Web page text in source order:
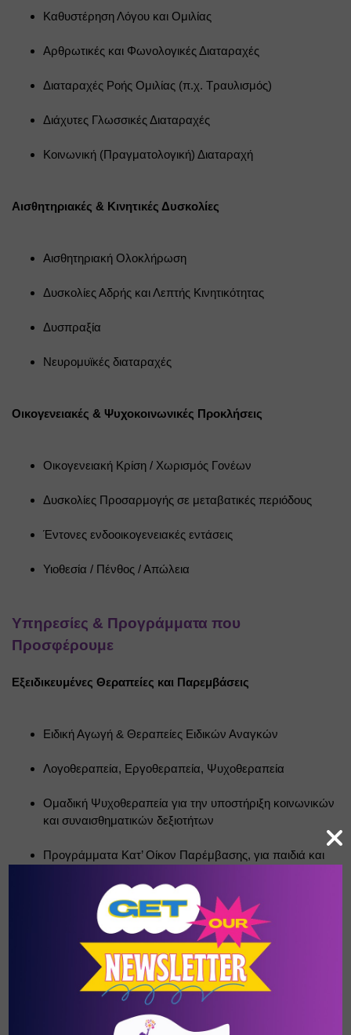
Καθυστέρηση Λόγου και Ομιλίας
Αρθρωτικές και Φωνολογικές Διαταραχές
Διαταραχές Ροής Ομιλίας (π.χ. Τραυλισμός)
Διάχυτες Γλωσσικές Διαταραχές
Κοινωνική (Πραγματολογική) Διαταραχή
Αισθητηριακές & Κινητικές Δυσκολίες
Αισθητηριακή Ολοκλήρωση
Δυσκολίες Αδρής και Λεπτής Κινητικότητας
Δυσπραξία
Νευρομυϊκές διαταραχές
Οικογενειακές & Ψυχοκοινωνικές Προκλήσεις
Οικογενειακή Κρίση / Χωρισμός Γονέων
Δυσκολίες Προσαρμογής σε μεταβατικές περιόδους
Έντονες ενδοοικογενειακές εντάσεις
Υιοθεσία / Πένθος / Απώλεια
Υπηρεσίες & Προγράμματα που
Προσφέρουμε
Εξειδικευμένες Θεραπείες και Παρεμβάσεις
Ειδική Αγωγή & Θεραπείες Ειδικών Αναγκών
Λογοθεραπεία, Εργοθεραπεία, Ψυχοθεραπεία
Ομαδική Ψυχοθεραπεία για την υποστήριξη κοινωνικών
και συναισθηματικών δεξιοτήτων
Προγράμματα Κατ’ Οίκον Παρέμβασης, για παιδιά και
Αγωγή Κοινότητας, με δράσεις ενημέρωσης και
ευαισθητοποίησης σε σχολεία, γειτονιές και φορείς
Εκπαιδευτικά & Υποστηρικτικά Προγράμματα
Ομάδες Ψυχοεκπαίδευσης Γονέων, ειδικά σχεδιασμένες